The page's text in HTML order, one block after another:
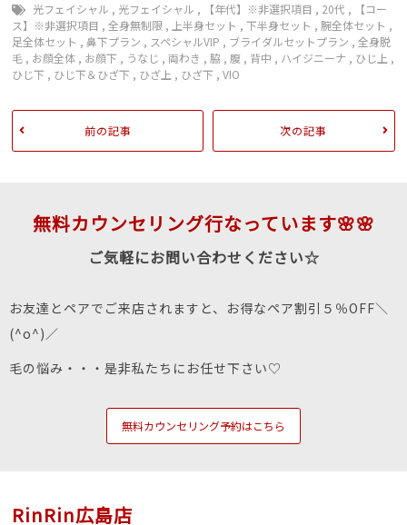
光フェイシャル , 光フェイシャル , 【年代】※非選択項目 , 20代 ,
【コー
ス】※非選択項目 ,全身無制限 , 上半身セット ,下半身セット ,腕全体セット ,
足全体セット ,鼻下プラン , スペシャルVIP , ブライダルセットプラン ,全身脱
毛 , お顔全体 , お顔下 , うなじ ,両わき , 脇 , 腹 , 背中 , ハイジニーナ , ひじ上 ,
ひじ下 , ひじ下＆ひざ下 , ひざ上 , ひざ下 ,VIO
前の記事 次の記事
無料カウンセリング行なっています🌸🌸
ご気軽にお問い合わせください☆
お友達とペアでご来店されますと、お得なペア割引５％OFF＼
(^o^)／
毛の悩み・・・是非私たちにお任せ下さい♡
無料カウンセリング予約はこちら
RinRin広島店